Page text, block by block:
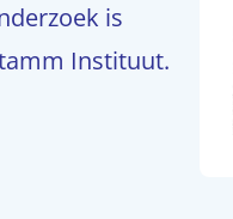
is
Instituut.